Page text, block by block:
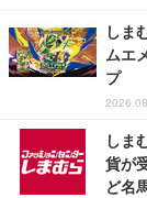
しま
ムエ
プ
しま
貨が
ど名